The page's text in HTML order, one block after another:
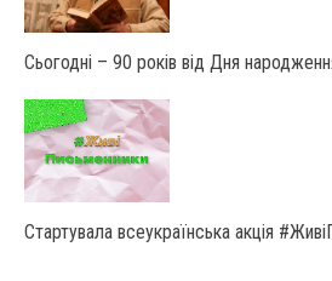
Сьогодні – 90 років від Дня
Стартувала всеукраїнська акція